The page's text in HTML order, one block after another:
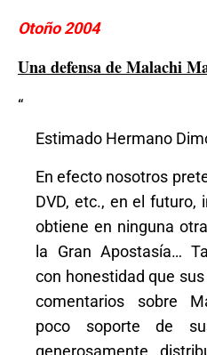
Otoño 2004
Una defensa de Malachi
“
Estimado Hermano
En efecto nosotros
DVD, etc., en el futuro,
obtiene en ninguna
la Gran Apostasía…
con honestidad que
comentarios sobre
poco soporte de
generosamente